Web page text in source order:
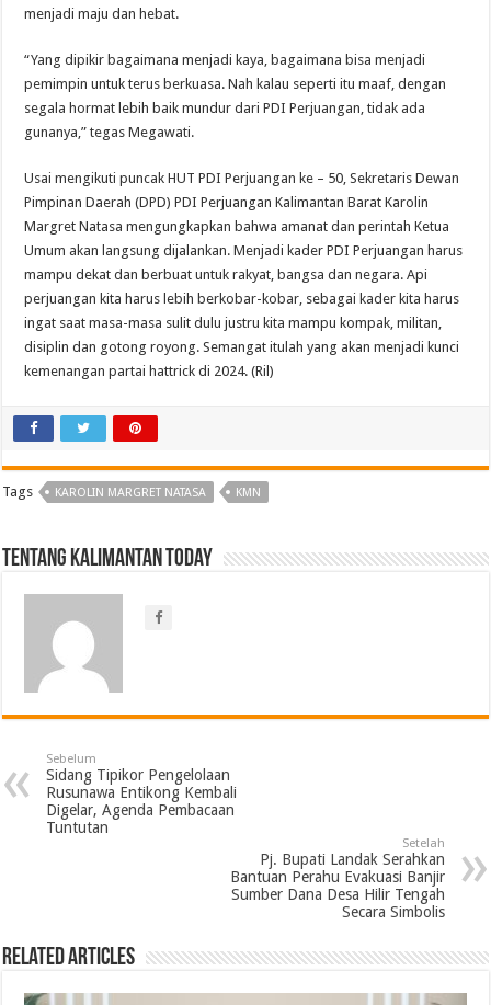
menjadi maju dan hebat.
“Yang dipikir bagaimana menjadi kaya, bagaimana bisa menjadi
pemimpin untuk terus berkuasa. Nah kalau seperti itu maaf, dengan
segala hormat lebih baik mundur dari PDI Perjuangan, tidak ada
gunanya,” tegas Megawati.
Usai mengikuti puncak HUT PDI Perjuangan ke – 50, Sekretaris Dewan
Pimpinan Daerah (DPD) PDI Perjuangan Kalimantan Barat Karolin
Margret Natasa mengungkapkan bahwa amanat dan perintah Ketua
Umum akan langsung dijalankan. Menjadi kader PDI Perjuangan harus
mampu dekat dan berbuat untuk rakyat, bangsa dan negara. Api
perjuangan kita harus lebih berkobar-kobar, sebagai kader kita harus
ingat saat masa-masa sulit dulu justru kita mampu kompak, militan,
disiplin dan gotong royong. Semangat itulah yang akan menjadi kunci
kemenangan partai hattrick di 2024. (Ril)
Tags KAROLIN MARGRET NATASA KMN
Tentang Kalimantan Today
Sebelum
Sidang Tipikor Pengelolaan
Rusunawa Entikong Kembali
Digelar, Agenda Pembacaan
Tuntutan
Setelah
Pj. Bupati Landak Serahkan
Bantuan Perahu Evakuasi Banjir
Sumber Dana Desa Hilir Tengah
Secara Simbolis
Related Articles